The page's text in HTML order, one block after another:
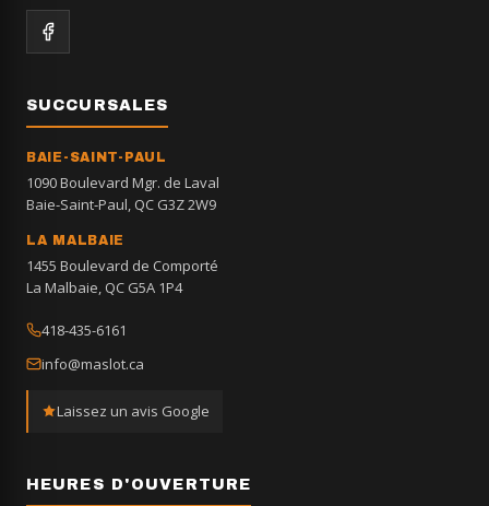
SUCCURSALES
BAIE-SAINT-PAUL
1090 Boulevard Mgr. de Laval
Baie-Saint-Paul, QC G3Z 2W9
LA MALBAIE
1455 Boulevard de Comporté
La Malbaie, QC G5A 1P4
418-435-6161
info@maslot.ca
Laissez un avis Google
HEURES D'OUVERTURE